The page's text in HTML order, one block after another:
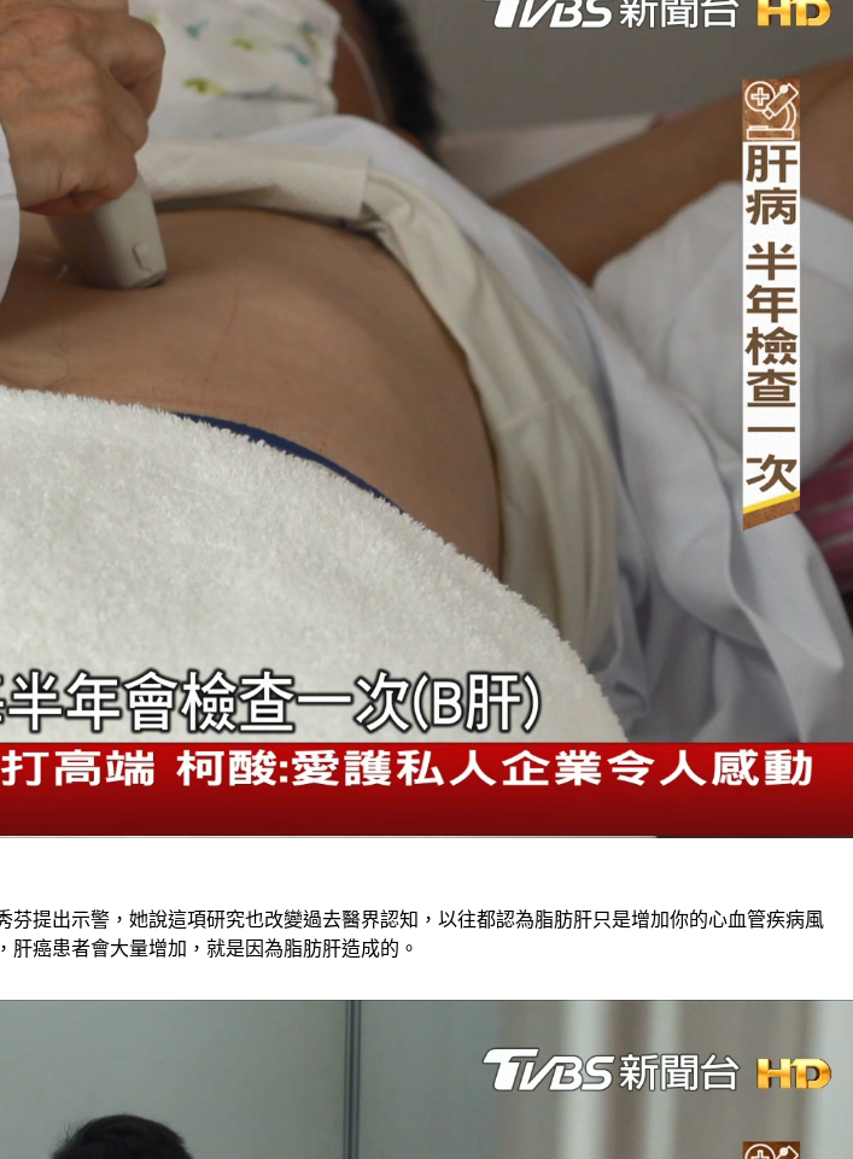
提出示警，她說這項研究也改變過去醫界認知，以往都認為脂肪肝只是增加你的心血管疾病風
癌患者會大量增加，就是因為脂肪肝造成的。